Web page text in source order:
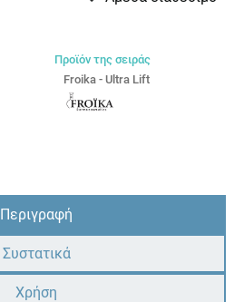
Προϊόν της σειράς
Froika - Ultra Lift
Περιγραφή
Συστατικά
Χρήση